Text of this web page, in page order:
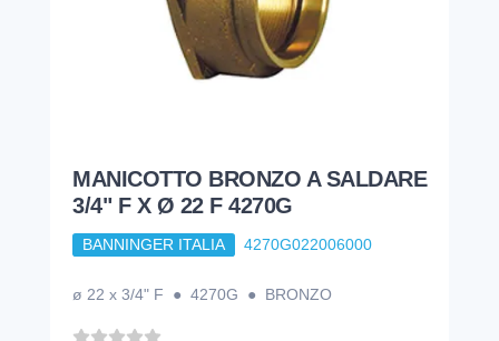
MANICOTTO BRONZO A SALDARE
3/4" F X Ø 22 F 4270G
BANNINGER ITALIA 4270G022006000
ø 22 x 3/4" F ● 4270G ● BRONZO